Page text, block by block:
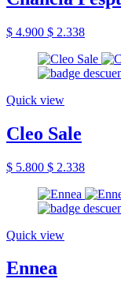
$ 4.900 $ 2.338
Quick view
Cleo Sale
$ 5.800 $ 2.338
Quick view
Ennea